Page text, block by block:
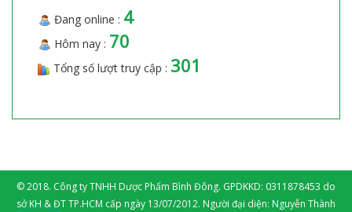
Đang online : 4
Hôm nay : 70
Tổng số lượt truy cập : 301
© 2018. Công ty TNHH Dược Phẩm Bình Đông. GPDKKD: 0311878453 do
sở KH & ĐT TP.HCM cấp ngày 13/07/2012. Người đại diện: Nguyễn Thành